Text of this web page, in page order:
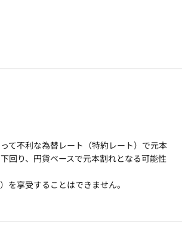
て不利な為替レート（特約レート）で元本
回り、円貨ベースで元本割れとなる可能性
享受することはできません。